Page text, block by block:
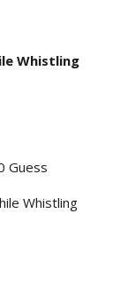
Whistling
Guess
Whistling